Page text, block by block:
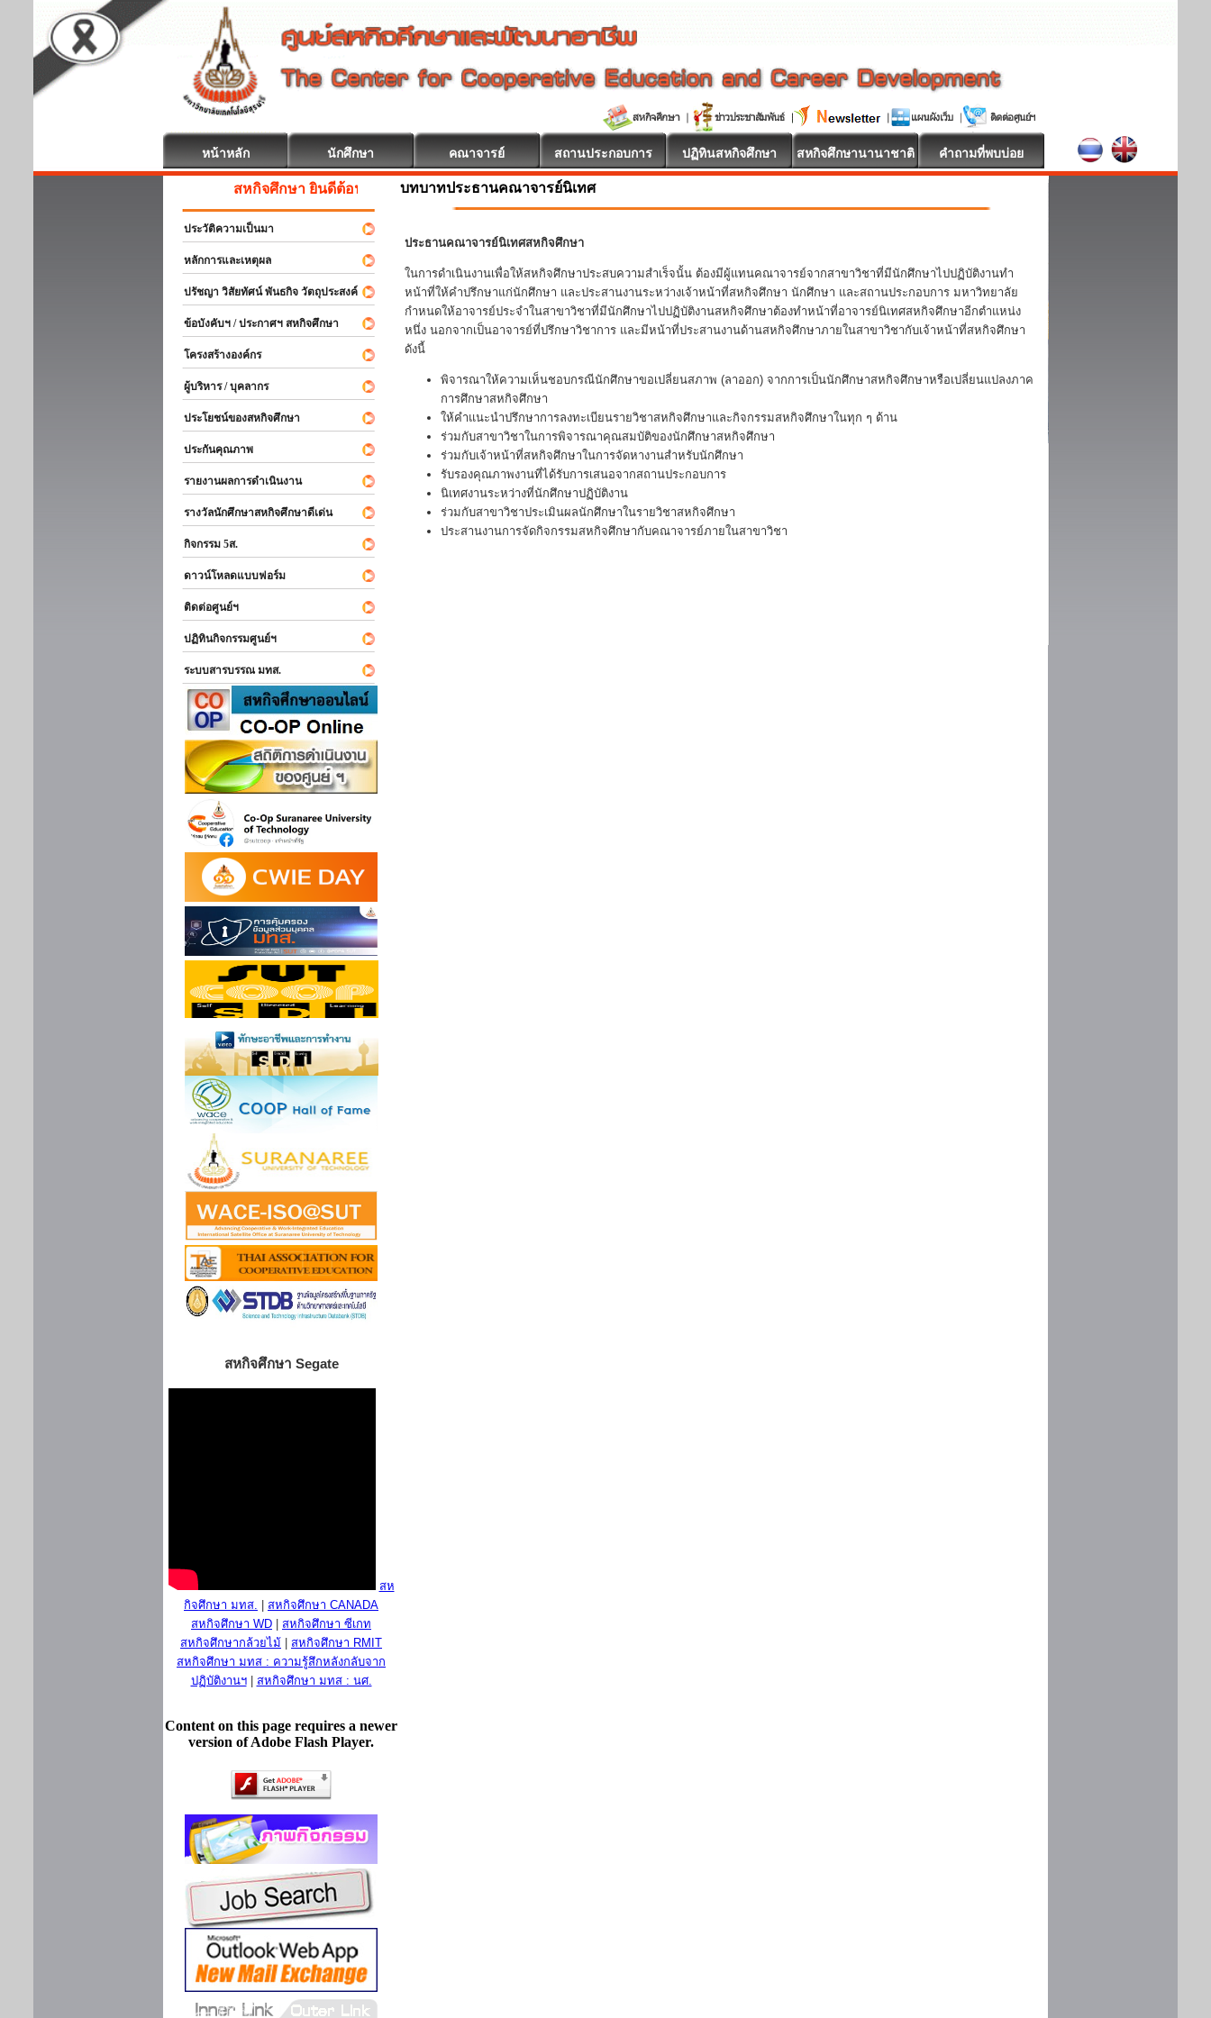
หน้าหลัก นักศึกษา คณาจารย์ สถานประกอบการ ปฏิทินสหกิจศึกษา สหกิจศึกษานานาชาติ คำถามที่พบบ่อย
สหกิจศึกษา ยินดีต้อนรับ
ประวัติความเป็นมา
หลักการและเหตุผล
ปรัชญา วิสัยทัศน์ พันธกิจ วัตถุประสงค์
ข้อบังคับฯ / ประกาศฯ สหกิจศึกษา
โครงสร้างองค์กร
ผู้บริหาร / บุคลากร
ประโยชน์ของสหกิจศึกษา
ประกันคุณภาพ
รายงานผลการดำเนินงาน
รางวัลนักศึกษาสหกิจศึกษาดีเด่น
กิจกรรม 5ส.
ดาวน์โหลดแบบฟอร์ม
ติดต่อศูนย์ฯ
ปฏิทินกิจกรรมศูนย์ฯ
ระบบสารบรรณ มทส.
สหกิจศึกษา Segate
สห
กิจศึกษา มทส.
สหกิจศึกษา CANADA
สหกิจศึกษา WD
สหกิจศึกษา ซีเกท
สหกิจศึกษากล้วยไม้
สหกิจศึกษา RMIT
สหกิจศึกษา มทส : ความรู้สึกหลังกลับจาก
ปฏิบัติงานฯ| สหกิจศึกษา มทส : นศ.
Content on this page requires a newer
version of Adobe Flash Player.
บทบาทประธานคณาจารย์นิเทศ
ประธานคณาจารย์นิเทศสหกิจศึกษา
ในการดำเนินงานเพื่อให้สหกิจศึกษาประสบความสำเร็จนั้น ต้องมีผู้แทนคณาจารย์จากสาขาวิชาที่มีนักศึกษาไปปฏิบัติงานทำ
หน้าที่ให้คำปรึกษาแก่นักศึกษา และประสานงานระหว่างเจ้าหน้าที่สหกิจศึกษา นักศึกษา และสถานประกอบการ มหาวิทยาลัย
กำหนดให้อาจารย์ประจำในสาขาวิชาที่มีนักศึกษาไปปฏิบัติงานสหกิจศึกษาต้องทำหน้าที่อาจารย์นิเทศสหกิจศึกษาอีกตำแหน่ง
หนึ่ง นอกจากเป็นอาจารย์ที่ปรึกษาวิชาการ และมีหน้าที่ประสานงานด้านสหกิจศึกษาภายในสาขาวิชากับเจ้าหน้าที่สหกิจศึกษา
ดังนี้
พิจารณาให้ความเห็นชอบกรณีนักศึกษาขอเปลี่ยนสภาพ (ลาออก) จากการเป็นนักศึกษาสหกิจศึกษาหรือเปลี่ยนแปลงภาค
การศึกษาสหกิจศึกษา
ให้คำแนะนำปรึกษาการลงทะเบียนรายวิชาสหกิจศึกษาและกิจกรรมสหกิจศึกษาในทุก ๆ ด้าน
ร่วมกับสาขาวิชาในการพิจารณาคุณสมบัติของนักศึกษาสหกิจศึกษา
ร่วมกับเจ้าหน้าที่สหกิจศึกษาในการจัดหางานสำหรับนักศึกษา
รับรองคุณภาพงานที่ได้รับการเสนอจากสถานประกอบการ
นิเทศงานระหว่างที่นักศึกษาปฏิบัติงาน
ร่วมกับสาขาวิชาประเมินผลนักศึกษาในรายวิชาสหกิจศึกษา
ประสานงานการจัดกิจกรรมสหกิจศึกษากับคณาจารย์ภายในสาขาวิชา